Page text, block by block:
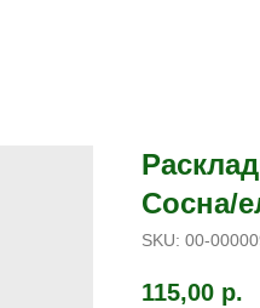
Сосна/
SKU: 00-
115,00 р.